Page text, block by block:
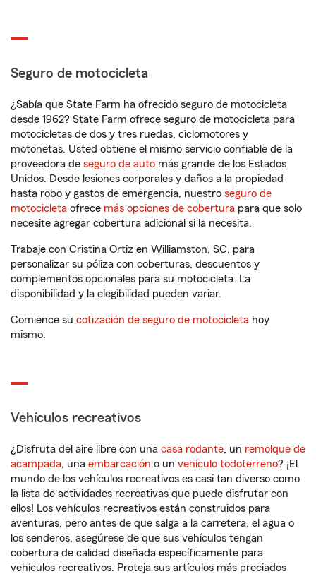
Seguro de motocicleta
¿Sabía que State Farm ha ofrecido seguro de motocicleta
desde 1962? State Farm ofrece seguro de motocicleta para
motocicletas de dos y tres ruedas, ciclomotores y
motonetas. Usted obtiene el mismo servicio confiable de la
proveedora de seguro de auto más grande de los Estados
Unidos. Desde lesiones corporales y daños a la propiedad
hasta robo y gastos de emergencia, nuestro seguro de
motocicleta ofrece más opciones de cobertura para que solo
necesite agregar cobertura adicional si la necesita.
Trabaje con Cristina Ortiz en Williamston, SC, para
personalizar su póliza con coberturas, descuentos y
complementos opcionales para su motocicleta. La
disponibilidad y la elegibilidad pueden variar.
Comience su cotización de seguro de motocicleta hoy
mismo.
Vehículos recreativos
¿Disfruta del aire libre con una casa rodante, un remolque de
acampada, una embarcación o un vehículo todoterreno? ¡El
mundo de los vehículos recreativos es casi tan diverso como
la lista de actividades recreativas que puede disfrutar con
ellos! Los vehículos recreativos están construidos para
aventuras, pero antes de que salga a la carretera, el agua o
los senderos, asegúrese de que sus vehículos tengan
cobertura de calidad diseñada específicamente para
vehículos recreativos. Proteja sus artículos más preciados